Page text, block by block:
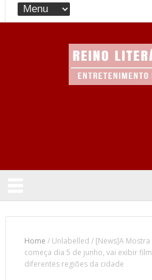
Home /Unlabelled / [News]A
começa dia 5 de junho, vai exibir
diferentes regiões da cidade